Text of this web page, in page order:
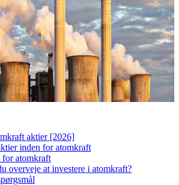
aktier [2026]
inden for atomkraft
for atomkraft
overveje at investere i atomkraft?